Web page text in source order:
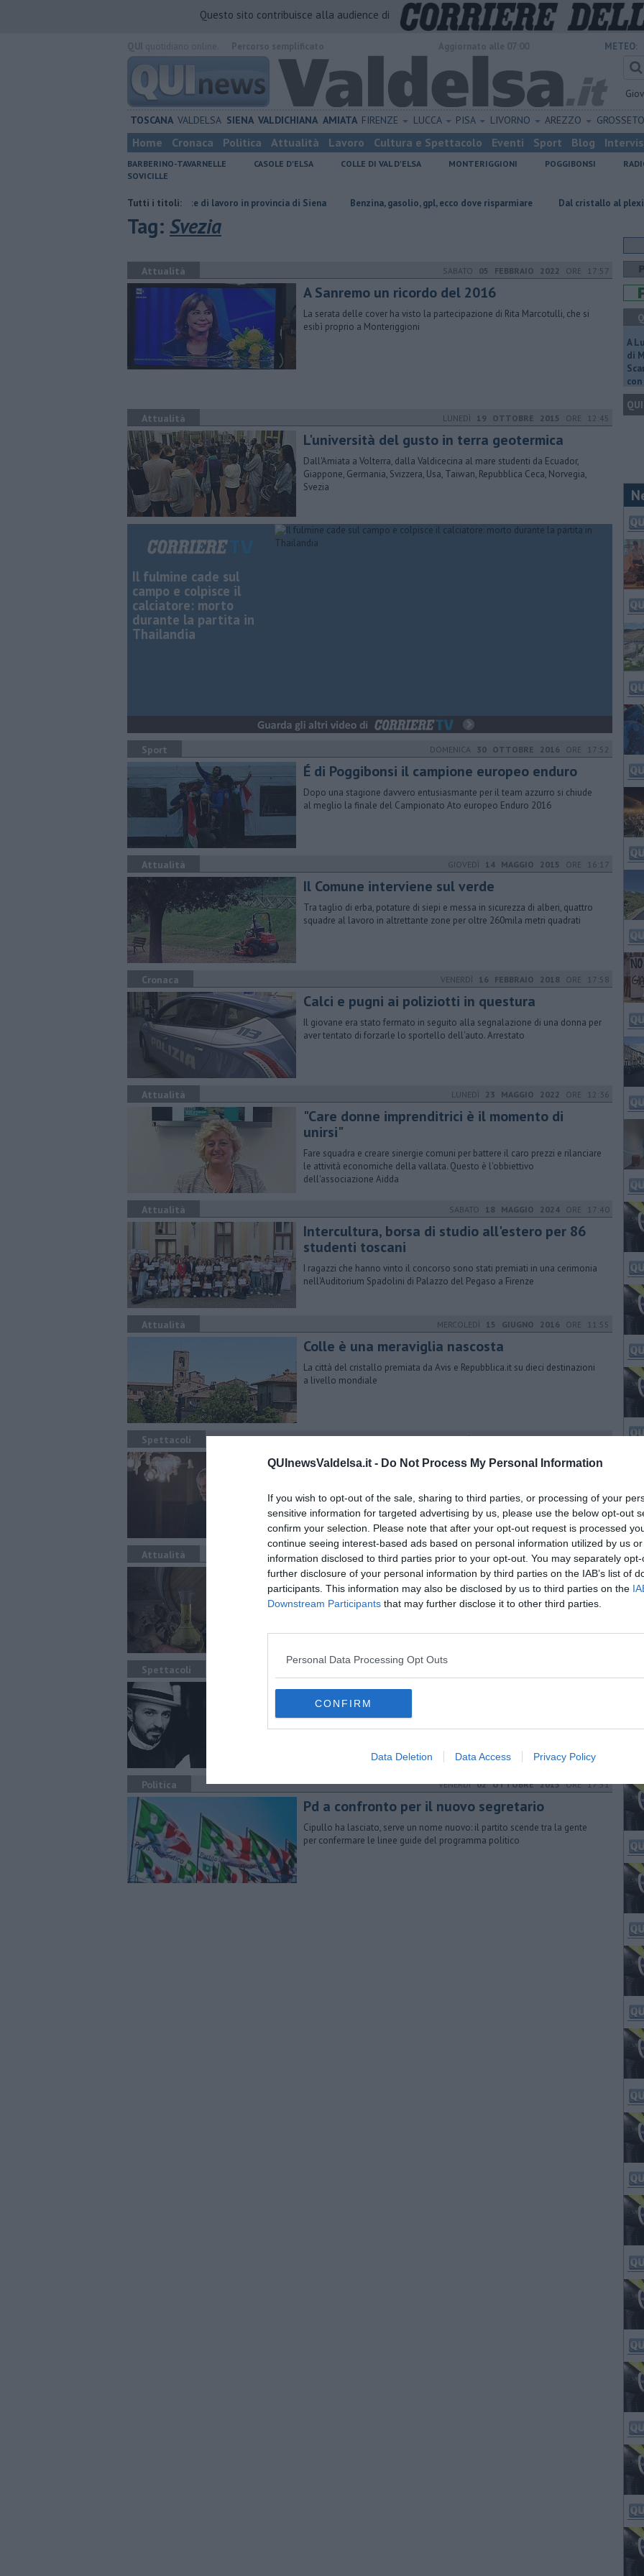
QUInewsValdelsa.it - Do Not Process My Personal Information
If you wish to opt-out of the sale, sharing to third parties, or processing of your
sensitive information for targeted advertising by us, please use the below opt-out
confirm your selection. Please note that after your opt-out request is processed
continue seeing interest-based ads based on personal information utilized by us
information disclosed to third parties prior to your opt-out. You may separately
further disclosure of your personal information by third parties on the IAB’s list of
participants. This information may also be disclosed by us to third parties on the
Downstream Participants that may further disclose it to other third parties.
Personal Data Processing Opt Outs
CONFIRM
Data Deletion Data Access Privacy Policy
Questo sito contribuisce alla audience di
METEO:
TOSCANA VALDELSA SIENA VALDICHIANA AMIATA FIRENZE LUCCA PISA LIVORNO AREZZO GROSSETO
Home Cronaca Politica Attualità Lavoro Cultura e Spettacolo Eventi Sport Blog
BARBERINO-TAVARNELLE CASOLE D'ELSA COLLE DI VAL D'ELSA MONTERIGGIONI POGGIBONSI
SOVICILLE
Tutti i titoli:
​Tutte le offerte di lavoro in provincia di Siena ​Benzina, gasolio, gpl, ecco dove risparmiare Dal cristallo al plexiglass: Colle di
Tag: Svezia
Attualità SABATO 05 FEBBRAIO 2022 ORE 17:57
A Sanremo un ricordo del 2016
La serata delle cover ha visto la partecipazione di Rita Marcotulli, che si
esibì proprio a Monteriggioni
Attualità LUNEDÌ 19 OTTOBRE 2015 ORE 12:45
L'università del gusto in terra geotermica
Dall'Amiata a Volterra, dalla Valdicecina al mare studenti da Ecuador,
Giappone, Germania, Svizzera, Usa, Taiwan, Repubblica Ceca, Norvegia,
Svezia
Il fulmine cade sul
campo e colpisce il
calciatore: morto
durante la partita in
Thailandia
Sport DOMENICA 30 OTTOBRE 2016 ORE 17:52
É di Poggibonsi il campione europeo enduro
Dopo una stagione davvero entusiasmante per il team azzurro si chiude
al meglio la finale del Campionato Ato europeo Enduro 2016
Attualità GIOVEDÌ 14 MAGGIO 2015 ORE 16:17
Il Comune interviene sul verde
Tra taglio di erba, potature di siepi e messa in sicurezza di alberi, quattro
squadre al lavoro in altrettante zone per oltre 260mila metri quadrati
Cronaca VENERDÌ 16 FEBBRAIO 2018 ORE 17:58
Calci e pugni ai poliziotti in questura
Il giovane era stato fermato in seguito alla segnalazione di una donna per
aver tentato di forzarle lo sportello dell'auto. Arrestato
Attualità LUNEDÌ 23 MAGGIO 2022 ORE 12:36
"Care donne imprenditrici è il momento di
unirsi"
Fare squadra e creare sinergie comuni per battere il caro prezzi e rilanciare
le attività economiche della vallata. Questo è l'obbiettivo
dell'associazione Aidda
Attualità SABATO 18 MAGGIO 2024 ORE 17:40
Intercultura, borsa di studio all'estero per 86
studenti toscani
I ragazzi che hanno vinto il concorso sono stati premiati in una cerimonia
nell'Auditorium Spadolini di Palazzo del Pegaso a Firenze
Attualità MERCOLEDÌ 15 GIUGNO 2016 ORE 11:55
Colle è una meraviglia nascosta
La città del cristallo premiata da Avis e Repubblica.it su dieci destinazioni
a livello mondiale
Spettacoli VENERDÌ12 DICEMBRE 2014ORE 13:06
Amore, teatro e poesia nel menu del Sonar
protagonisti della Casa della Musica di Colle
Attualità MERCOLEDÌ20 MARZO 2024ORE 16:00
Tutti pazzi per il cibo toscano, export da
record
Miglior risultato di sempre per le esportazioni dell'agroalimentare Made
Spettacoli
Motel Connection, tappa al Sonar
Politica VENERDÌ02 OTTOBRE 2015ORE 17:51
Pd a confronto per il nuovo segretario
Cipullo ha lasciato, serve un nome nuovo: il partito scende tra la gente
per confermare le linee guide del programma politico
A
di
QUI